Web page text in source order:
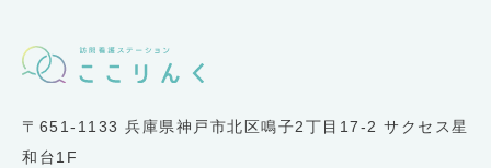
〒651-1133 兵庫県神戸市北区鳴子2丁目17-2 サクセス星
和台1F